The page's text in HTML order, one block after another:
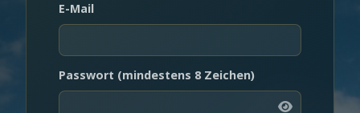
E-Mail
Passwort (mindestens 8 Zeichen)